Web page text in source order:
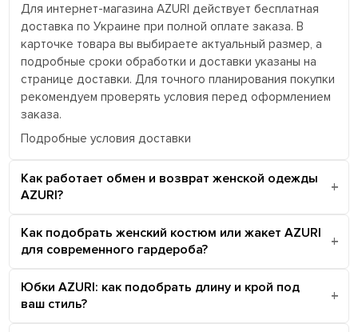
Для интернет-магазина AZURI действует бесплатная
доставка по Украине при полной оплате заказа. В
карточке товара вы выбираете актуальный размер, а
подробные сроки обработки и доставки указаны на
странице доставки. Для точного планирования покупки
рекомендуем проверять условия перед оформлением
заказа.
Подробные условия доставки
Как работает обмен и возврат женской одежды
AZURI?
Как подобрать женский костюм или жакет AZURI
для современного гардероба?
Юбки AZURI: как подобрать длину и крой под
ваш стиль?